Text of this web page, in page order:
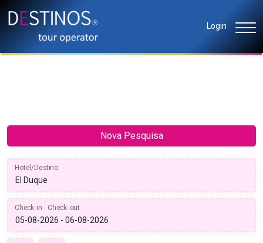
Login
Nova Pesquisa
Hotel/Destino
Check-in - Check-out